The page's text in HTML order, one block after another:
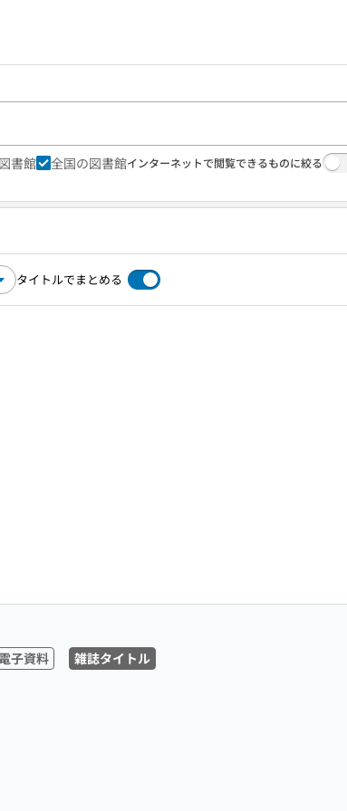
書館 全国の図書館インターネットで閲覧できるものに絞る
タイトルでまとめる
子資料 雑誌タイトル